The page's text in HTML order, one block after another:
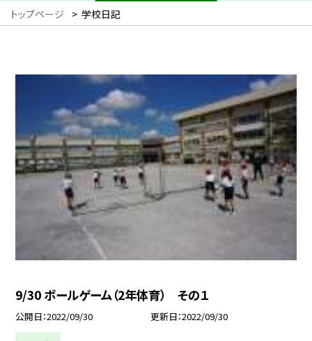
トップページ > 学校日記
9/30 ボールゲーム（2年体育） その１
公開日 2022/09/30 更新日 2022/09/30